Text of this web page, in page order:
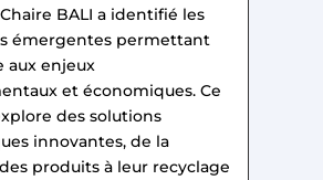
BALI a identifié les
émergentes permettant
aux enjeux
et économiques. Ce
des solutions
innovantes, de la
produits à leur recyclage